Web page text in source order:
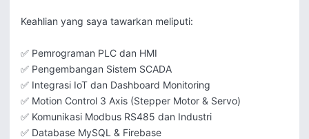
Keahlian yang saya tawarkan meliputi:
✅ Pemrograman PLC dan HMI
✅ Pengembangan Sistem SCADA
✅ Integrasi IoT dan Dashboard Monitoring
✅ Motion Control 3 Axis (Stepper Motor & Servo)
✅ Komunikasi Modbus RS485 dan Industri
✅ Database MySQL & Firebase